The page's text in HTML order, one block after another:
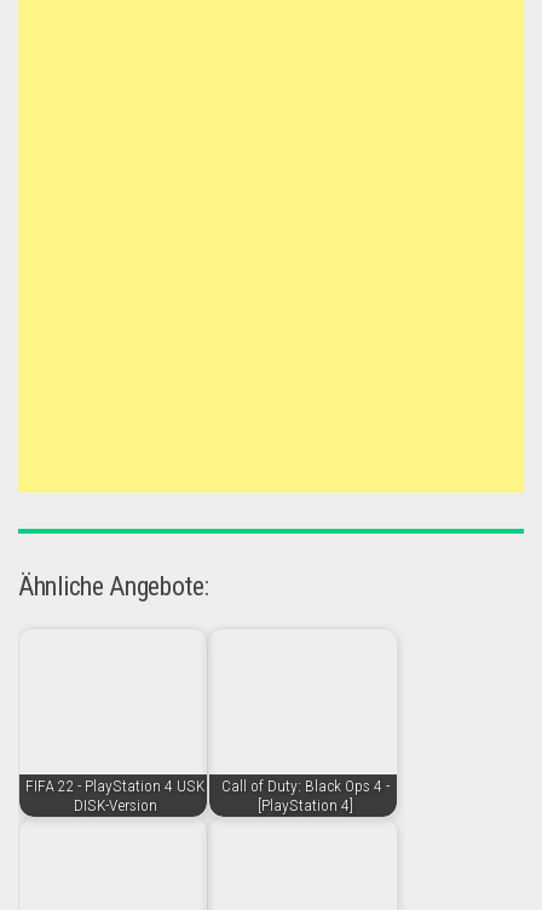
Ähnliche Angebote:
FIFA 22 - PlayStation 4 USK
DISK-Version
Call of Duty: Black Ops 4 -
[PlayStation 4]